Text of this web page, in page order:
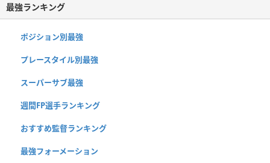
最強ランキング
ポジション別最強
プレースタイル別最強
スーパーサブ最強
週間FP選手ランキング
おすすめ監督ランキング
最強フォーメーション